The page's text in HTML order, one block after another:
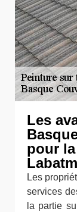
Les
pour
Les
services
la partie